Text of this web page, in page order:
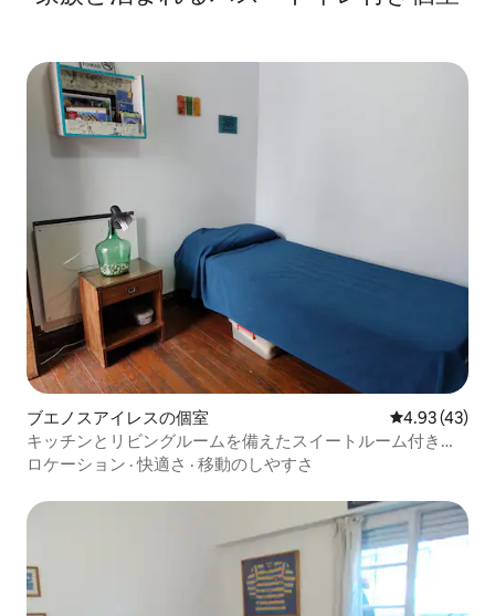
ブエノスアイレスの個室 レビュー43
4.93 (43)
キッチンとリビングルームを備えたスイートルーム付きス
ペース
ロケーション ·快適さ · 移動のしやすさ